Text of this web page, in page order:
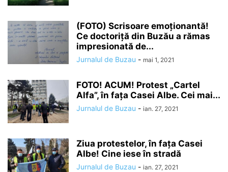
(FOTO) Scrisoare emoționantă!
Ce doctoriță din Buzău a rămas
impresionată de...
Jurnalul de Buzau - mai 1, 2021
FOTO! ACUM! Protest „Cartel
Alfa”, în fața Casei Albe. Cei mai...
Jurnalul de Buzau - ian. 27, 2021
Ziua protestelor, în fața Casei
Albe! Cine iese în stradă
Jurnalul de Buzau - ian. 27, 2021